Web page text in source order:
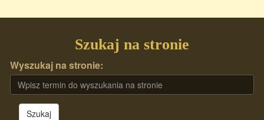
Szukaj na stronie
Wyszukaj na stronie:
Szukaj